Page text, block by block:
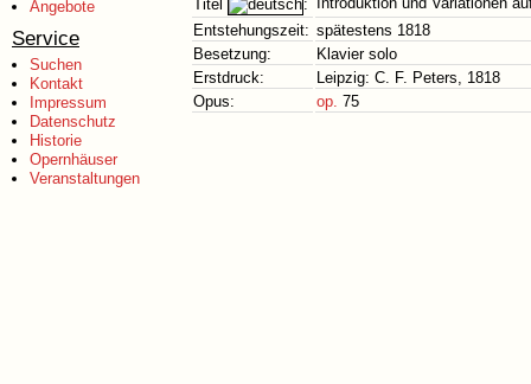
Angebote
Service
Suchen
Kontakt
Impressum
Datenschutz
Historie
Opernhäuser
Veranstaltungen
Titel
:
Entstehungszeit: spätestens 1818
Besetzung:
Klavier solo
Erstdruck:
Leipzig: C. F. Peters, 1818
Opus:
op. 75